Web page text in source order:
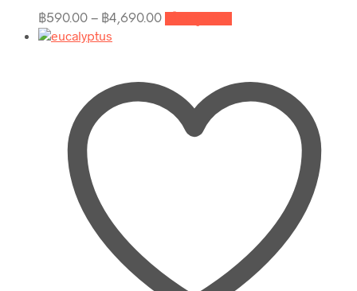
฿590.00 – ฿4,690.00Price
range:
This
product
options